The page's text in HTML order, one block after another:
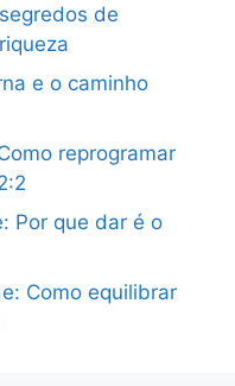
de
e o caminho
reprogramar
Por que dar é o
Como equilibrar